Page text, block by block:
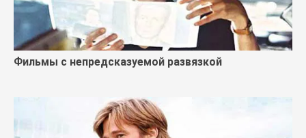
Фильмы с непредсказуемой развязкой